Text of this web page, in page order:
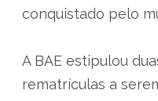
conquistado pelo
A BAE estipulou
rematrículas a